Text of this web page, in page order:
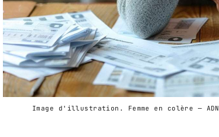
Image d'illustration. Femme en colère — ADN